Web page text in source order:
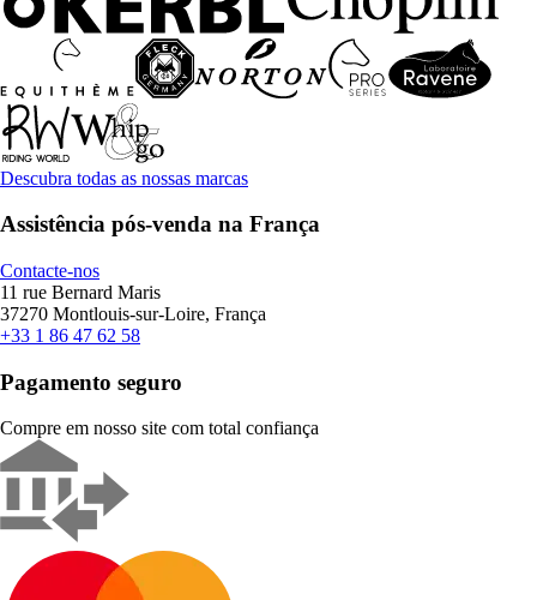
Descubra todas as nossas marcas
Assistência pós-venda na França
Contacte-nos
11 rue Bernard Maris
37270 Montlouis-sur-Loire, França
+33 1 86 47 62 58
Pagamento seguro
Compre em nosso site com total confiança